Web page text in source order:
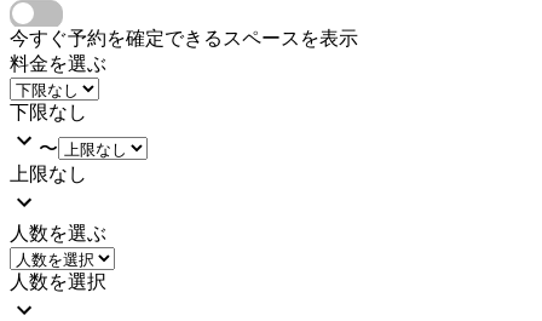
今すぐ予約を確定できるスペースを表示
料金を選ぶ
下限なし
〜
上限なし
人数を選ぶ
人数を選択